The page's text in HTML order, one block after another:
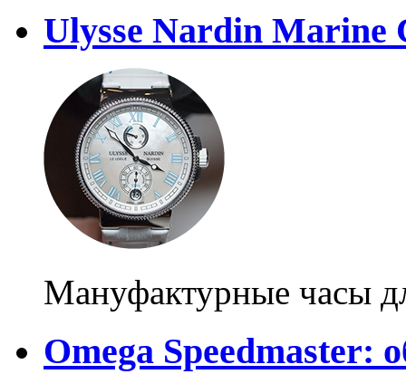
Ulysse Nardin Marine
Мануфактурные часы
Omega Speedmaster: